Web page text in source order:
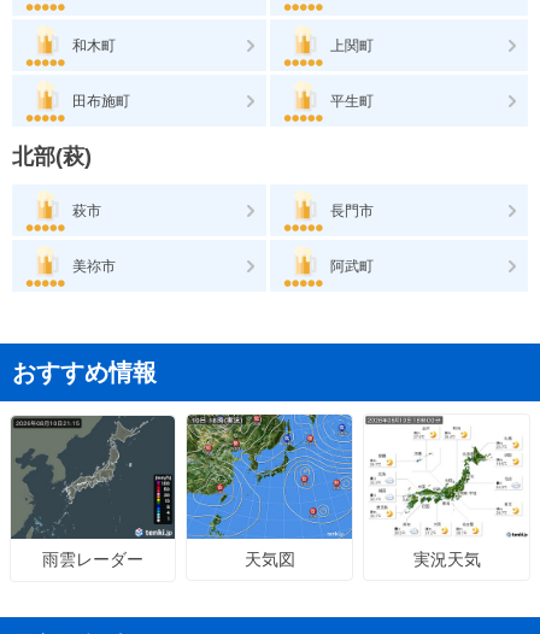
和木町 上関町
田布施町 平生町
北部(萩)
萩市 長門市
美祢市 阿武町
おすすめ情報
雨雲レーダー 天気図 実況天気